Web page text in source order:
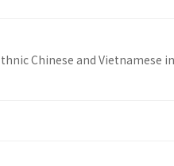
Chinese and Vietnamese